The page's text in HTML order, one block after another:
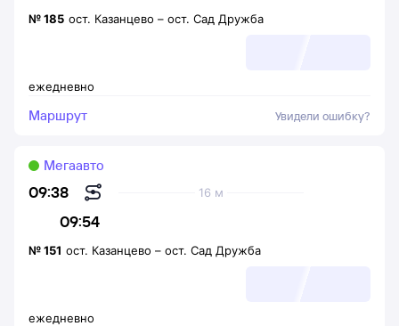
ежедневно
№185 ост. Казанцево – ост. Сад Дружба
Маршрут Увидели ошибку?
09:38
09:54
16 м
Мегаавто
ежедневно
№151 ост. Казанцево – ост. Сад Дружба